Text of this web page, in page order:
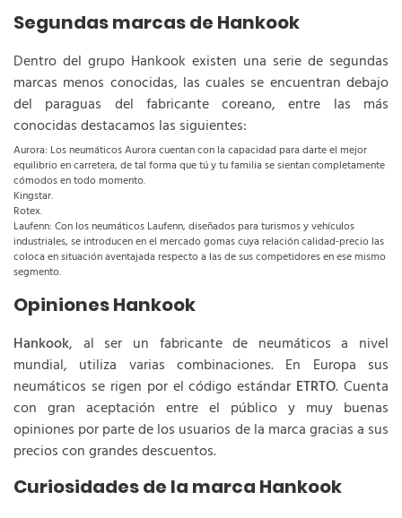
Segundas marcas de Hankook
Dentro del grupo Hankook existen una serie de segundas
marcas menos conocidas, las cuales se encuentran debajo
del paraguas del fabricante coreano, entre las más
conocidas destacamos las siguientes:
Aurora: Los neumáticos Aurora cuentan con la capacidad para darte el mejor
equilibrio en carretera, de tal forma que tú y tu familia se sientan completamente
cómodos en todo momento.
Kingstar.
Rotex.
Laufenn: Con los neumáticos Laufenn, diseñados para turismos y vehículos
industriales, se introducen en el mercado gomas cuya relación calidad-precio las
coloca en situación aventajada respecto a las de sus competidores en ese mismo
segmento.
Opiniones Hankook
Hankook, al ser un fabricante de neumáticos a nivel
mundial, utiliza varias combinaciones. En Europa sus
neumáticos se rigen por el código estándar ETRTO. Cuenta
con gran aceptación entre el público y muy buenas
opiniones por parte de los usuarios de la marca gracias a sus
precios con grandes descuentos.
Curiosidades de la marca Hankook